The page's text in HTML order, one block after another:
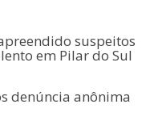
suspeitos
em Pilar do Sul
denúncia anônima